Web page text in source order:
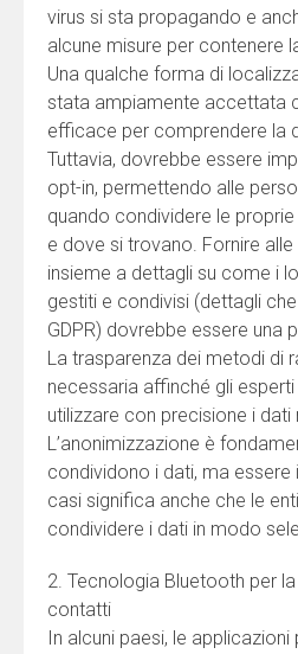
virus si sta propagando e
alcune misure per contenere
Una qualche forma di
stata ampiamente accettata
efficace per comprendere la
Tuttavia, dovrebbe essere
opt-in, permettendo alle
quando condividere le
e dove si trovano. Fornire
insieme a dettagli su come i
gestiti e condivisi (dettagli
GDPR) dovrebbe essere una
La trasparenza dei metodi di
necessaria affinché gli
utilizzare con precisione i
L’anonimizzazione è
condividono i dati, ma essere
casi significa anche che le
condividere i dati in modo
2. Tecnologia Bluetooth per
contatti
In alcuni paesi, le